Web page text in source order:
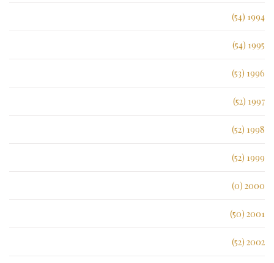
1994 (54)
1995 (54)
1996 (53)
1997 (52)
1998 (52)
1999 (52)
2000 (0)
2001 (50)
2002 (52)